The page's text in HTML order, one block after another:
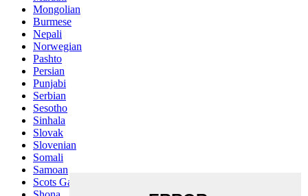
Mongolian
Burmese
Nepali
Norwegian
Pashto
Persian
Punjabi
Serbian
Sesotho
Sinhala
Slovak
Slovenian
Somali
Samoan
Scots Gaelic